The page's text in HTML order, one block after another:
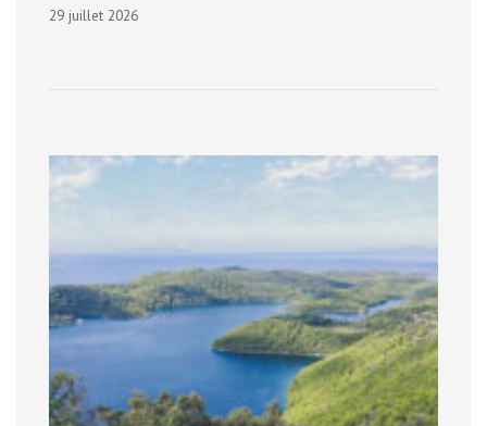
29 juillet 2026